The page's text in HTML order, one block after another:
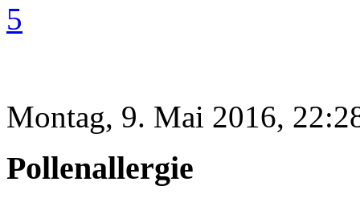
5
Montag, 9. Mai 2016,
Pollenallergie